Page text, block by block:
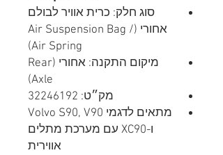
סוג חלק: כרית אוויר לבולם
אחורי (Air Suspension Bag /
Air Spring)
מיקום התקנה: אחורי (Rear
Axle)
מק״ט: 32246192
מתאים לדגמי Volvo S90, V90
ו-XC90 עם מערכת מתלים
אווירית